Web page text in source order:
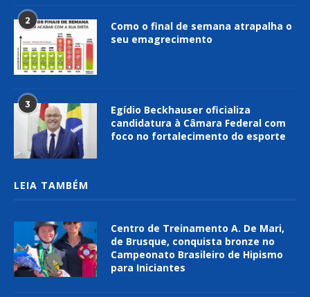
2
Como o final de semana atrapalha o
seu emagrecimento
3
Egídio Beckhauser oficializa
candidatura à Câmara Federal com
foco no fortalecimento do esporte
LEIA TAMBÉM
Centro de Treinamento A. De Mari,
de Brusque, conquista bronze no
Campeonato Brasileiro de Hipismo
para Iniciantes